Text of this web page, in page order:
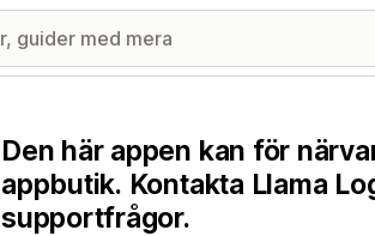
Den här appen kan för
appbutik. Kontakta Llama
supportfrågor.